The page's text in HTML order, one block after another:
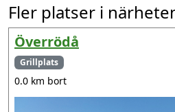
Fler platser i
Överrödå
Grillplats
0.0 km bort